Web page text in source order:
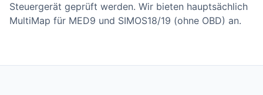
Steuergerät geprüft werden. Wir bieten hauptsächlich
MultiMap für MED9 und SIMOS18/19 (ohne OBD) an.